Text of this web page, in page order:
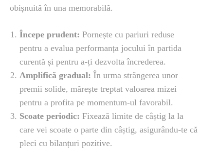
obișnuită în una memorabilă.
Începe prudent: Pornește cu pariuri reduse
pentru a evalua performanța jocului în partida
curentă și pentru a-ți dezvolta încrederea.
Amplifică gradual: În urma strângerea unor
premii solide, mărește treptat valoarea mizei
pentru a profita pe momentum-ul favorabil.
Scoate periodic: Fixează limite de câștig la la
care vei scoate o parte din câștig, asigurându-te că
pleci cu bilanțuri pozitive.